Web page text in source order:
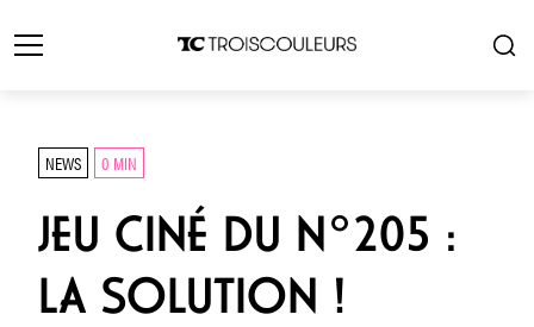
NEWS 0 MIN
JEU CINÉ DU N°205 :
LA SOLUTION !